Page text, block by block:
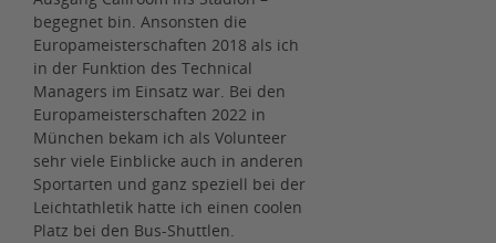
begegnet bin. Ansonsten die
Europameisterschaften 2018 als ich
in der Funktion des Technical
Managers im Einsatz war. Bei den
Europameisterschaften 2022 in
München bekam ich als Volunteer
sehr viele Einblicke auch in anderen
Sportarten und ganz speziell bei der
Leichtathletik hatte ich einen coolen
Platz bei den Bus-Shuttlen.